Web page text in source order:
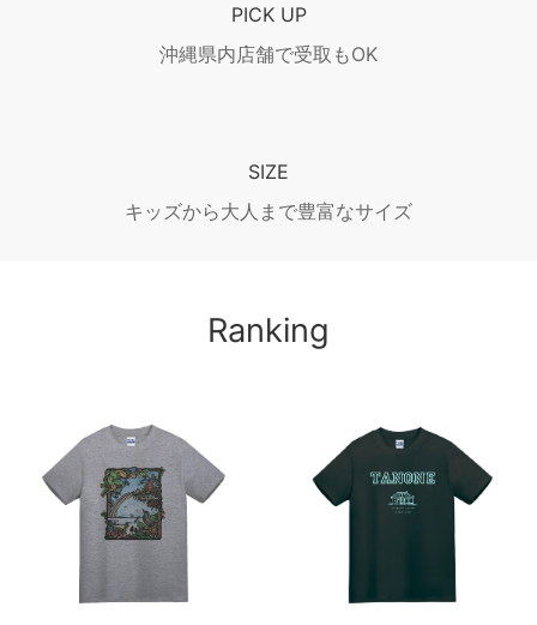
PICK UP
沖縄県内店舗で受取もOK
SIZE
キッズから大人まで豊富なサイズ
Ranking